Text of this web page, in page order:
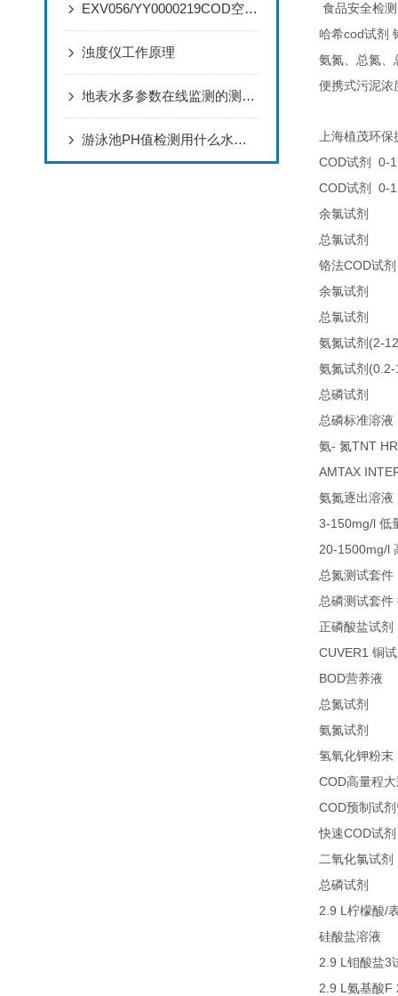
EXV056/YY0000219COD空气阀的特点和应用
浊度仪工作原理
地表水多参数在线监测的测量意义
游泳池PH值检测用什么水质检测仪
食品安全检
哈希cod试剂
氨氮、总氮、
便携式污泥浓
上海植茂环保
COD试剂
0-
COD试剂 0-
余氯试剂
总氯试剂
铬法COD试剂
余氯试剂
总氯试剂
氨氮试剂 (2-
氨氮试剂
总磷试剂
总磷标准溶液
氨- 氮TNT HR
AMTAX
氨氮逐出溶液
3-150mg/l 低
20-1500mg/l
总氮测试套件
总磷测试套件
正磷酸盐试剂
CUVER1 铜
BOD营养液
总氮试剂
氨氮试剂
氢氧化钾粉末
COD高量程
COD预制试
快速COD试剂
二氧化氯试剂
总磷试剂
2.9 L 柠檬酸/
硅酸盐溶液
2.9 L 钼酸盐3
2.9 L 氨基酸F